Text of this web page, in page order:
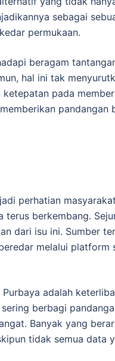
sebagai
permukaan.
beragam
hal ini tak
pada
pandangan
perhatian
berkembang.
dari isu ini. Sumber
melalui platform
adalah
berbagi
Banyak yang
tidak semua data